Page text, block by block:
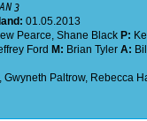
3
01.05.2013
Pearce, Shane Black P:
Ford M: Brian Tyler A:
, Gwyneth Paltrow, Rebecca